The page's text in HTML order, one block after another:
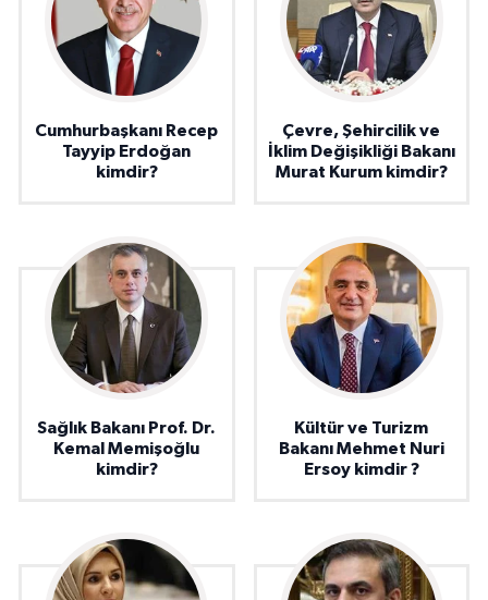
Cumhurbaşkanı Recep
Tayyip Erdoğan
kimdir?
Çevre, Şehircilik ve
İklim Değişikliği Bakanı
Murat Kurum kimdir?
Sağlık Bakanı Prof. Dr.
Kemal Memişoğlu
kimdir?
Kültür ve Turizm
Bakanı Mehmet Nuri
Ersoy kimdir ?